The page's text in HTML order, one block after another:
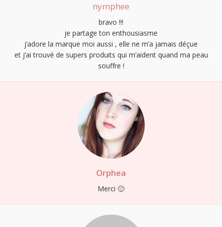
nymphee
bravo !!!
je partage ton enthousiasme
j’adore la marque moi aussi , elle ne m’a jamais déçue
et j’ai trouvé de supers produits qui m’aident quand ma peau
souffre !
Orphea
Merci 🙂